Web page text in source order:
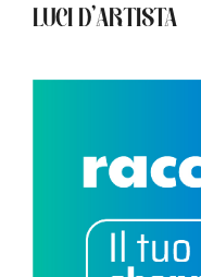
LUCI D’ARTISTA